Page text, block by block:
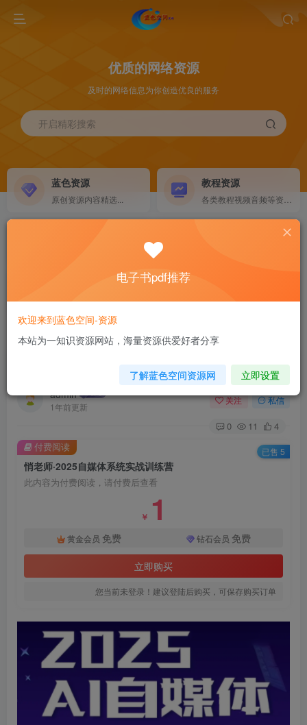
优质的网络资源
及时的网络信息为你创造优良的服务
开启精彩搜索
蓝色资源
原创资源内容精选...
教程资源
计算机 移动设备 软件下载....
电子书籍下载...
首页 自媒体类 正文
悄老师·2025自媒体系统实战训练营
admin
1年前更新
关注 私信
0 11 4
悄老师·2025自媒体系统实战训练营
此内容为付费阅读，请付费后查看
￥ 1
黄金会员 免费 钻石会员 免费
立即购买
您当前未登录！建议登陆后购买，可保存购买订单
付费阅读 已售 5
电子书pdf推荐
欢迎来到蓝色空间-资源
本站为一知识资源网站，海量资源供爱好者分享
了解蓝色空间资源网 立即设置